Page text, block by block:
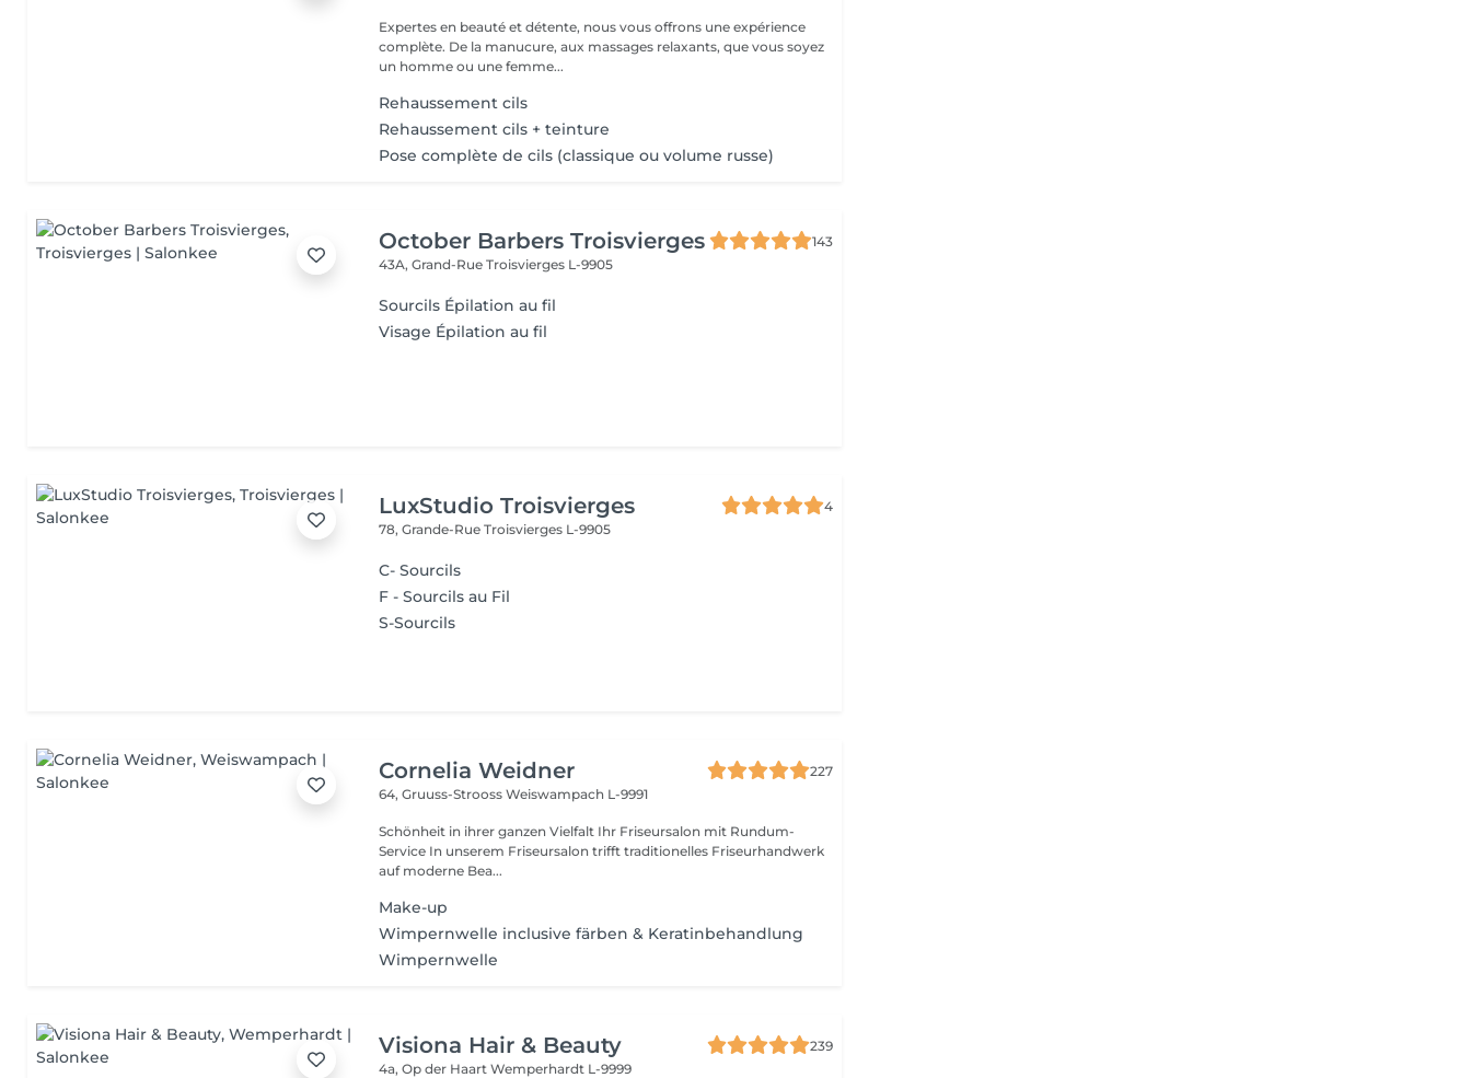
Expertes en beauté et détente, nous vous offrons une expérience
complète. De la manucure, aux massages relaxants, que vous soyez
un homme ou une femme...
Rehaussement cils
Rehaussement cils + teinture
Pose complète de cils (classique ou volume russe)
October Barbers Troisvierges
143
43A, Grand-RueTroisvierges L-9905
Sourcils Épilation au fil
Visage Épilation au fil
LuxStudio Troisvierges
4
78, Grande-RueTroisvierges L-9905
C- Sourcils
F - Sourcils au Fil
S-Sourcils
Cornelia Weidner
227
64, Gruuss-StroossWeiswampach L-9991
Schönheit in ihrer ganzen Vielfalt Ihr Friseursalon mit Rundum-
Service In unserem Friseursalon trifft traditionelles Friseurhandwerk
auf moderne Bea...
Make-up
Wimpernwelle inclusive färben & Keratinbehandlung
Wimpernwelle
Visiona Hair & Beauty
239
4a, Op der HaartWemperhardt L-9999